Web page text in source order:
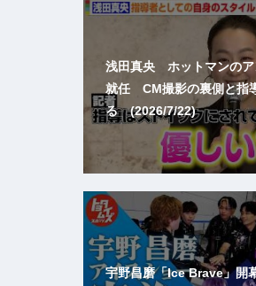
浅田真央 ホットマンのア
就任 CM撮影の裏側と指
る (2026/7/22)
宇野昌磨「Ice Brave」開